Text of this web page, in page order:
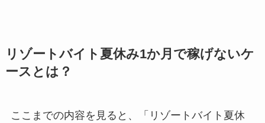
リゾートバイト夏休み1か月で稼げないケ
ースとは？
ここまでの内容を見ると、「リゾートバイト夏休